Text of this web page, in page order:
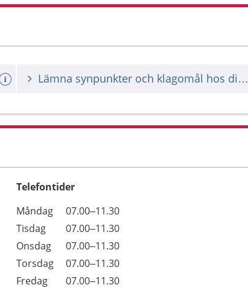
Lämna synpunkter och klagomål hos din vårdgivare
Telefontider
Dag
Öppettider
Kommentarer
Måndag
07.00–11.30
Tisdag
07.00–11.30
Onsdag
07.00–11.30
Torsdag
07.00–11.30
Fredag
07.00–11.30